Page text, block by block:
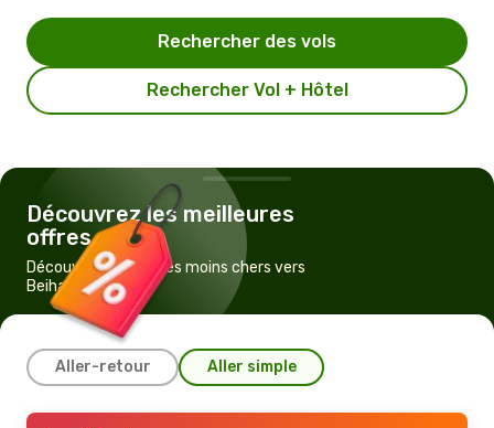
Rechercher Vol + Hôtel
Rechercher des vols
Découvrez les meilleures
offres
Découvrez les vols les moins chers vers
Beihai
Aller-retour Aller simple